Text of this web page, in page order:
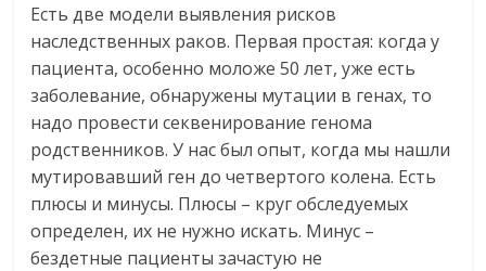
Есть две модели выявления рисков
наследственных раков. Первая простая: когда у
пациента, особенно моложе 50 лет, уже есть
заболевание, обнаружены мутации в генах, то
надо провести секвенирование генома
родственников. У нас был опыт, когда мы нашли
мутировавший ген до четвертого колена. Есть
плюсы и минусы. Плюсы – круг обследуемых
определен, их не нужно искать. Минус –
бездетные пациенты зачастую не